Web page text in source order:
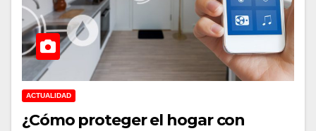
ACTUALIDAD
¿Cómo proteger el hogar con